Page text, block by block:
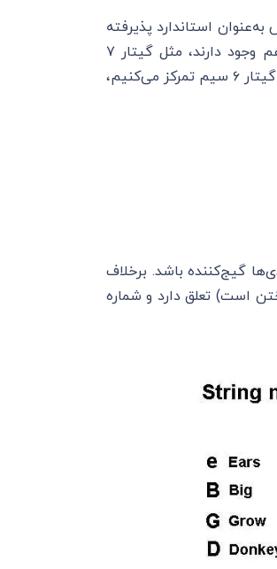
تعداد از قرن‌ها پیش به‌عنوان استاندارد پذیرفته
شده و هنوز هم رایج‌ترین شکل گیتار است. اما گیتارهایی با تعداد سیم‌های متفاوت هم وجود دارند، مثل گیتار ۷
سیم، ۸ سیم یا حتی ۱۲ سیم که هر کدام کاربرد خاص خودشان را دارند. برای شروع، ما روی گیتار ۶ سیم تمرکز می‌کنیم،
گیج‌کننده باشد. برخلاف
موقع نواختن است) تعلق دارد و شماره